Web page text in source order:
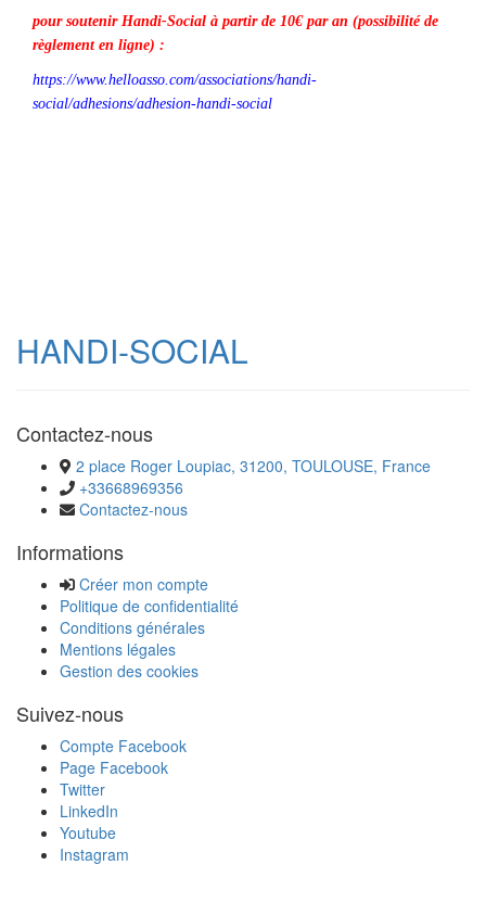
pour soutenir Handi-Social à partir de 10€ par an (possibilité de
règlement en ligne) :
https://www.helloasso.com/associations/handi-
social/adhesions/adhesion-handi-social
HANDI-SOCIAL
Contactez-nous
2 place Roger Loupiac, 31200, TOULOUSE, France
+33668969356
Contactez-nous
Informations
Créer mon compte
Politique de confidentialité
Conditions générales
Mentions légales
Gestion des cookies
Suivez-nous
Compte Facebook
Page Facebook
Twitter
LinkedIn
Youtube
Instagram